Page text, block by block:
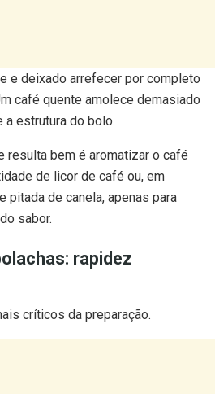
e deixado arrefecer por completo
café quente amolece demasiado
a estrutura do bolo.
resulta bem é aromatizar o café
de licor de café ou, em
pitada de canela, apenas para
sabor.
rapidez
críticos da preparação.